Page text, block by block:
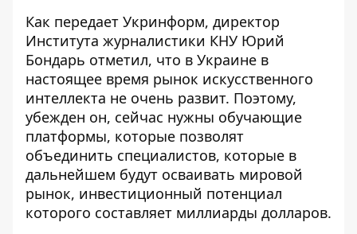
Как передает Укринформ, директор
Института журналистики КНУ Юрий
Бондарь отметил, что в Украине в
настоящее время рынок искусственного
интеллекта не очень развит. Поэтому,
убежден он, сейчас нужны обучающие
платформы, которые позволят
объединить специалистов, которые в
дальнейшем будут осваивать мировой
рынок, инвестиционный потенциал
которого составляет миллиарды долларов.